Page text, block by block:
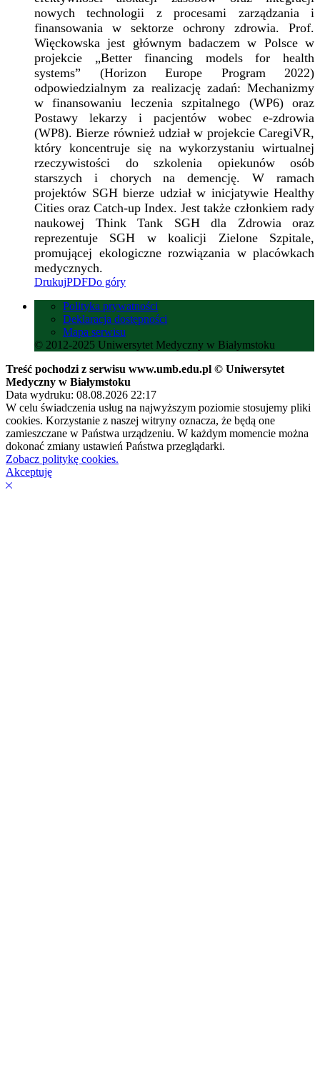
nowych technologii z procesami zarządzania i
finansowania w sektorze ochrony zdrowia. Prof.
Więckowska jest głównym badaczem w Polsce w
projekcie „Better financing models for health
systems” (Horizon Europe Program 2022)
odpowiedzialnym za realizację zadań: Mechanizmy
w finansowaniu leczenia szpitalnego (WP6) oraz
Postawy lekarzy i pacjentów wobec e-zdrowia
(WP8). Bierze również udział w projekcie CaregiVR,
który koncentruje się na wykorzystaniu wirtualnej
rzeczywistości do szkolenia opiekunów osób
starszych i chorych na demencję. W ramach
projektów SGH bierze udział w inicjatywie Healthy
Cities oraz Catch-up Index. Jest także członkiem rady
naukowej Think Tank SGH dla Zdrowia oraz
reprezentuje SGH w koalicji Zielone Szpitale,
promującej ekologiczne rozwiązania w placówkach
medycznych.
DrukujPDFDo góry
Polityka prywatności
Deklaracja dostępności
Mapa serwisu
© 2012-2025 Uniwersytet Medyczny w Białymstoku
Treść pochodzi z serwisu www.umb.edu.pl © Uniwersytet
Medyczny w Białymstoku
Data wydruku: 08.08.2026 22:17
W celu świadczenia usług na najwyższym poziomie stosujemy pliki
cookies. Korzystanie z naszej witryny oznacza, że będą one
zamieszczane w Państwa urządzeniu. W każdym momencie można
dokonać zmiany ustawień Państwa przeglądarki.
Zobacz politykę cookies.
Akceptuję